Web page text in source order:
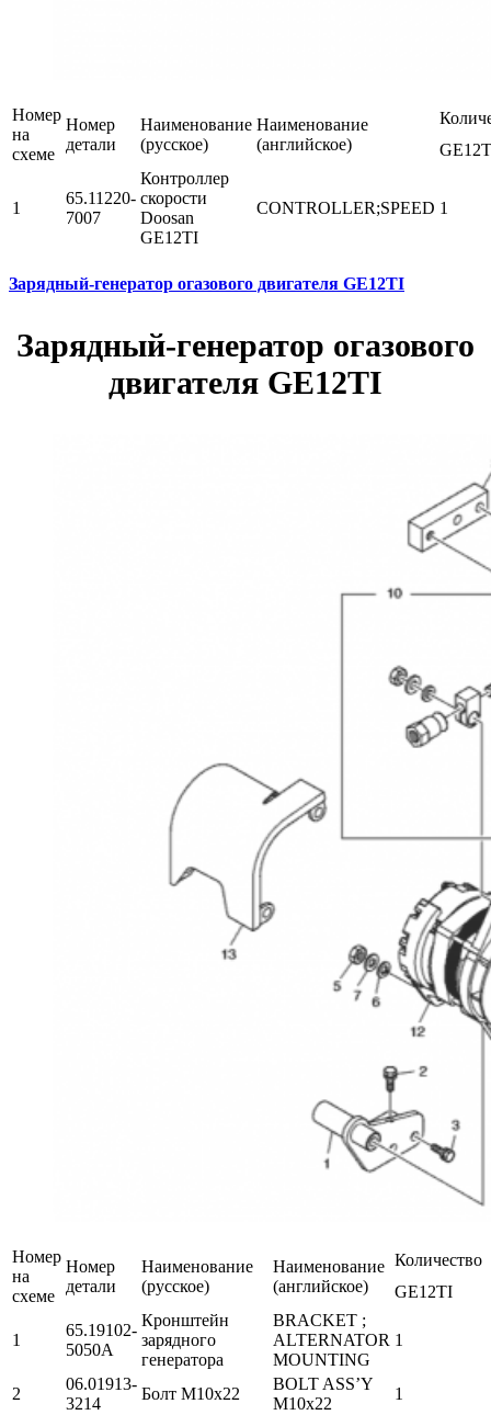
Номер
на
схеме
Номер
детали
Наименование
(русское)
Наименование
(английское)
1
65.11220-
7007
Контроллер
скорости
Doosan
GE12TI
CONTROLLER;SPEED 1
Зарядный-генератор огазового двигателя GE12TI
Зарядный-генератор огазового
двигателя GE12TI
Номер
на
схеме
Номер
детали
Наименование
(русское)
Наименование
(английское)
Количество
GE12TI
1
65.19102-
5050A
Кронштейн
зарядного
генератора
BRACKET ;
ALTERNATOR
MOUNTING
1
2
06.01913-
3214
Болт М10х22
BOLT ASS’Y
M10x22
1